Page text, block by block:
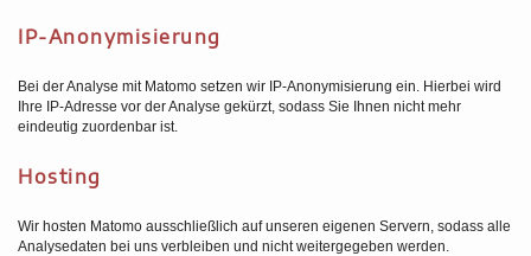
IP-Anonymisierung
Bei der Analyse mit Matomo setzen wir IP-Anonymisierung ein. Hierbei wird
Ihre IP-Adresse vor der Analyse gekürzt, sodass Sie Ihnen nicht mehr
eindeutig zuordenbar ist.
Hosting
Wir hosten Matomo ausschließlich auf unseren eigenen Servern, sodass alle
Analysedaten bei uns verbleiben und nicht weitergegeben werden.